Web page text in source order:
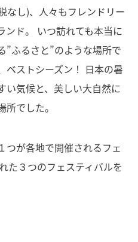
なし)、人々もフレンドリー
ンド。 いつ訪れても本当に
”ふるさと”のような場所で
ベストシーズン！ 日本の暑
い気候と、美しい大自然に
でした。
つが各地で開催されるフェ
た３つのフェスティバルを